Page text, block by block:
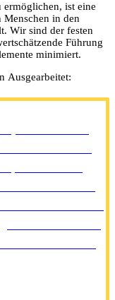
ermöglichen, ist eine
Menschen in den
Wir sind der festen
Führung
minimiert.
Ausgearbeitet: